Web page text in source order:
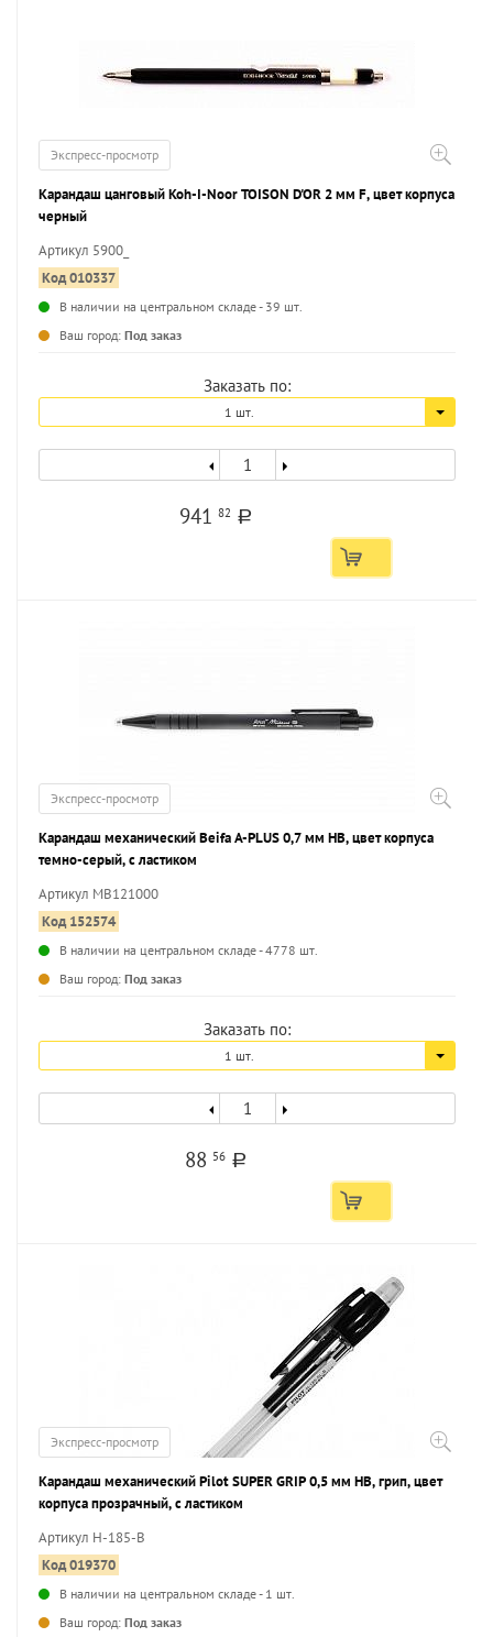
Экспресс-просмотр
Карандаш цанговый Koh-I-Noor TOISON D'OR 2 мм F, цвет корпуса
черный
Артикул 5900_
Код 010337
В наличии на центральном складе - 39 шт.
Ваш город: Под заказ
Заказать по:
1 шт.
94182 a
Экспресс-просмотр
Карандаш механический Beifa A-PLUS 0,7 мм НВ, цвет корпуса
темно-серый, с ластиком
Артикул MB121000
Код 152574
В наличии на центральном складе - 4778 шт.
Ваш город: Под заказ
Заказать по:
1 шт.
88 56 a
Экспресс-просмотр
Карандаш механический Pilot SUPER GRIP 0,5 мм НВ, грип, цвет
корпуса прозрачный, с ластиком
Артикул H-185-B
Код 019370
В наличии на центральном складе - 1 шт.
Ваш город: Под заказ